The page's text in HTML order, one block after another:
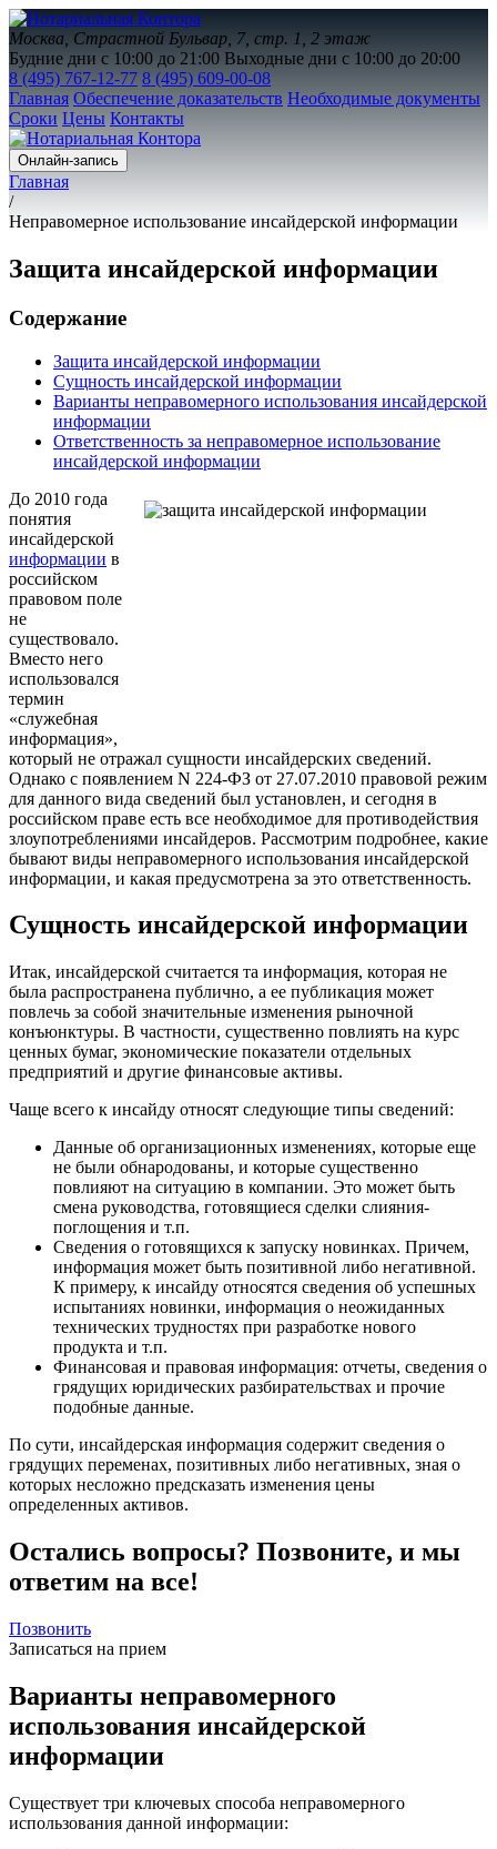
Москва, Страстной Бульвар, 7, стр. 1, 2 этаж
Будние дни с 10:00 до 21:00 Выходные дни с 10:00 до 20:00
8 (495) 767-12-77 8 (495) 609-00-08
Главная Обеспечение доказательств Необходимые документы
Сроки Цены Контакты
Онлайн-запись
Главная
/
Неправомерное использование инсайдерской информации
Защита инсайдерской информации
Содержание
Защита инсайдерской информации
Сущность инсайдерской информации
Варианты неправомерного использования инсайдерской
информации
Ответственность за неправомерное использование
инсайдерской информации
До 2010 года
понятия
инсайдерской
информации в
российском
правовом поле
не
существовало.
Вместо него
использовался
термин
«служебная
информация»,
который не отражал сущности инсайдерских сведений.
Однако с появлением N 224-ФЗ от 27.07.2010 правовой режим
для данного вида сведений был установлен, и сегодня в
российском праве есть все необходимое для противодействия
злоупотреблениями инсайдеров. Рассмотрим подробнее, какие
бывают виды неправомерного использования инсайдерской
информации, и какая предусмотрена за это ответственность.
Сущность инсайдерской информации
Итак, инсайдерской считается та информация, которая не
была распространена публично, а ее публикация может
повлечь за собой значительные изменения рыночной
конъюнктуры. В частности, существенно повлиять на курс
ценных бумаг, экономические показатели отдельных
предприятий и другие финансовые активы.
Чаще всего к инсайду относят следующие типы сведений:
Данные об организационных изменениях, которые еще
не были обнародованы, и которые существенно
повлияют на ситуацию в компании. Это может быть
смена руководства, готовящиеся сделки слияния-
поглощения и т.п.
Сведения о готовящихся к запуску новинках. Причем,
информация может быть позитивной либо негативной.
К примеру, к инсайду относятся сведения об успешных
испытаниях новинки, информация о неожиданных
технических трудностях при разработке нового
продукта и т.п.
Финансовая и правовая информация: отчеты, сведения о
грядущих юридических разбирательствах и прочие
подобные данные.
По сути, инсайдерская информация содержит сведения о
грядущих переменах, позитивных либо негативных, зная о
которых несложно предсказать изменения цены
определенных активов.
Остались вопросы? Позвоните, и мы
ответим на все!
Позвонить
Записаться на прием
Варианты неправомерного
использования инсайдерской
информации
Существует три ключевых способа неправомерного
использования данной информации: